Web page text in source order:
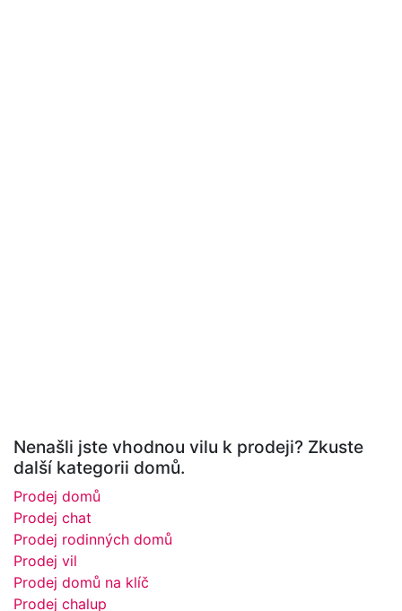
Nenašli jste vhodnou vilu k prodeji? Zkuste
další kategorii domů.
Prodej domů
Prodej chat
Prodej rodinných domů
Prodej vil
Prodej domů na klíč
Prodej chalup